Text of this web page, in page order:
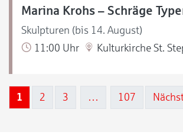
Marina Krohs – Schräge
Skulpturen (bis 14. August)
11:00 Uhr
Kulturkirche St.
1 2 3 … 107